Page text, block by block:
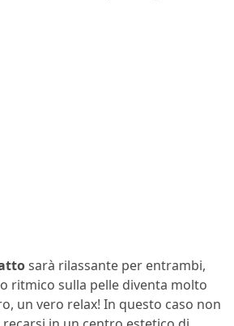
sarà rilassante per entrambi,
ritmico sulla pelle diventa molto
un vero relax! In questo caso non